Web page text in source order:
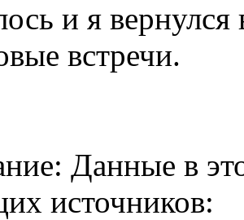
и я
встречи.
Данные в
источников: